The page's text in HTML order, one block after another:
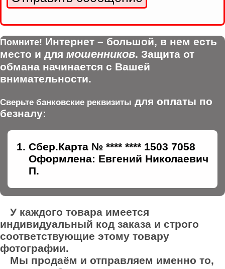
Помните! Интернет – большой, в нем есть
место и для мошенников. Защита от
обмана начинается с Вашей
внимательности.
Сверьте банковские реквизиты для оплаты по
безналу:
Сбер.Карта № **** **** 1503 7058
Оформлена: Евгений Николаевич
П.
У каждого товара имеется
индивидуальный код заказа и строго
соответствующие этому товару
фотографии.
Мы продаём и отправляем именно то,